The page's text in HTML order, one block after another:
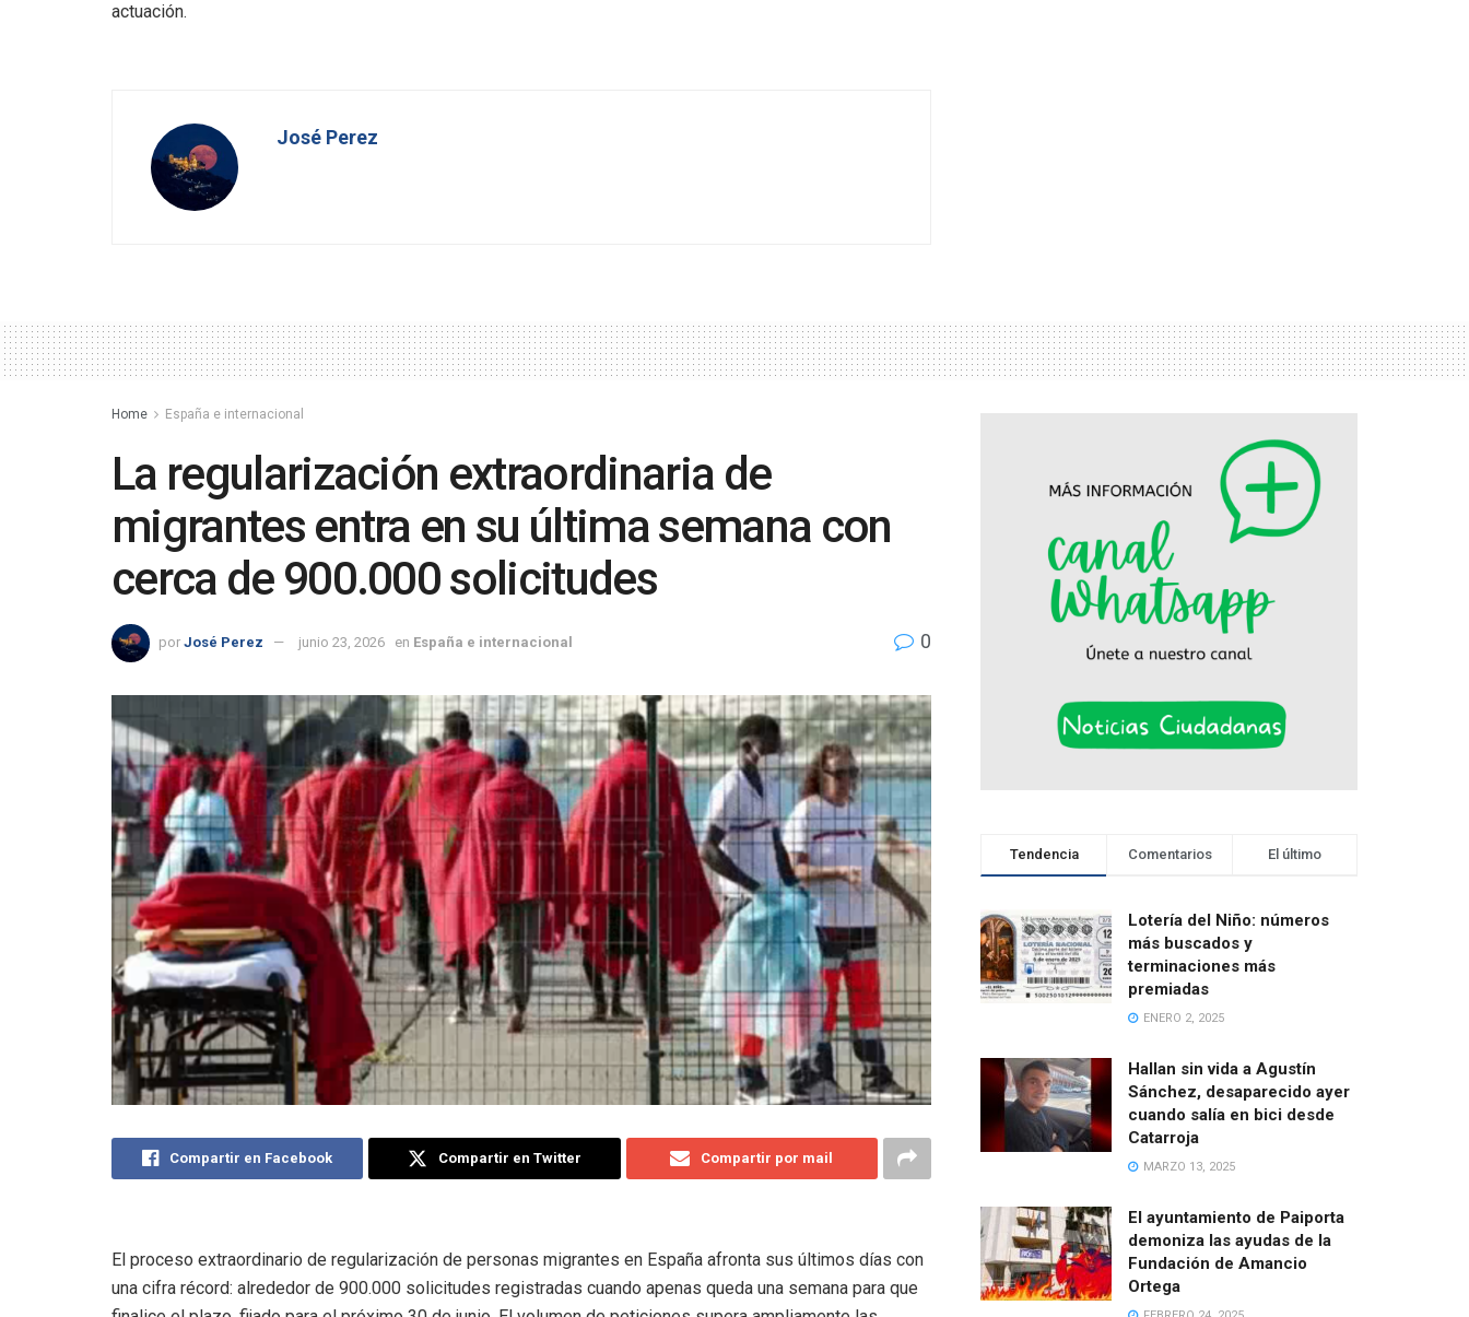
actuación.
José Perez
Home España e internacional
La regularización extraordinaria de
migrantes entra en su última semana con
cerca de 900.000 solicitudes
por José Perez junio 23, 2026 en España e internacional 0
Compartir en Facebook Compartir en Twitter Compartir por mail
El proceso extraordinario de regularización de personas migrantes en España afronta sus últimos días con
una cifra récord: alrededor de 900.000 solicitudes registradas cuando apenas queda una semana para que
Tendencia Comentarios El último
Lotería del Niño: números
más buscados y
terminaciones más
premiadas
ENERO 2, 2025
Hallan sin vida a Agustín
Sánchez, desaparecido ayer
cuando salía en bici desde
Catarroja
MARZO 13, 2025
El ayuntamiento de Paiporta
demoniza las ayudas de la
Fundación de Amancio
Ortega